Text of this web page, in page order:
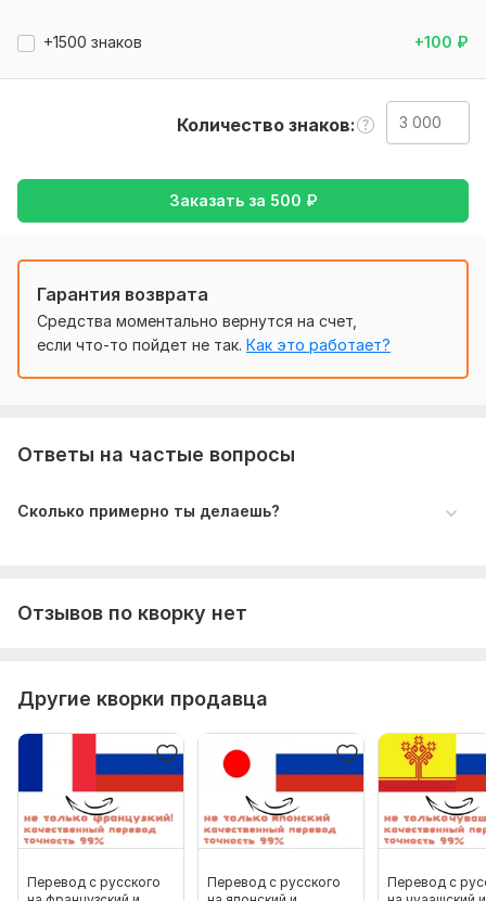
с Французского на Русский
+1500 знаков +100 ₽
Количество знаков
Заказать за 500 ₽
Гарантия возврата
Средства моментально вернутся на счет,
если что-то пойдет не так. Как это работает?
Ответы на частые вопросы
Сколько примерно ты делаешь?
Отзывов по кворку нет
Другие кворки продавца
Перевод с русского
Перевод с русского
Перевод с